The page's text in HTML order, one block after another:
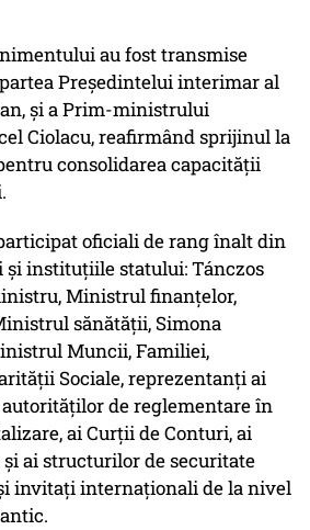
au fost transmise
Președintelui interimar al
și a Prim-ministrului
Ciolacu, reafirmând sprijinul la
consolidarea capacității
oficiali de rang înalt din
și instituțiile statului: Tánczos
Ministrul finanțelor,
sănătății, Simona
Muncii, Familiei,
Sociale, reprezentanți ai
de reglementare în
ai Curții de Conturi, ai
ai structurilor de securitate
invitați internaționali de la nivel